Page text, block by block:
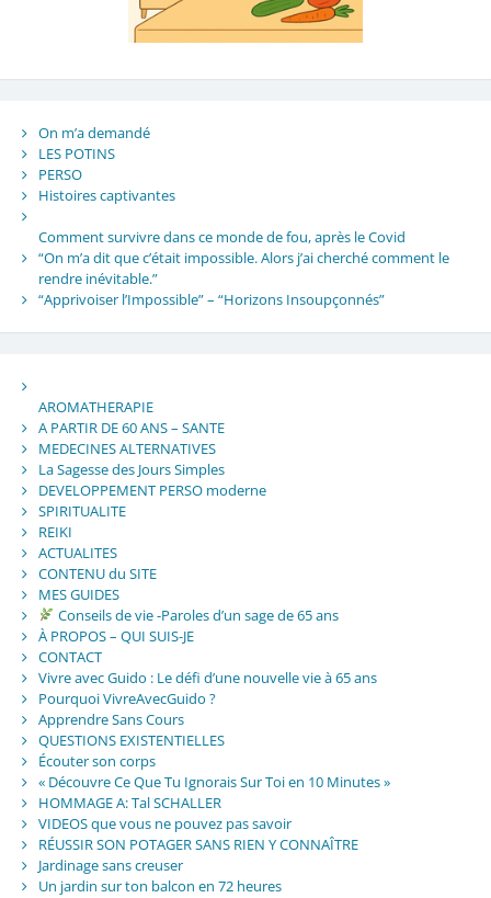
On m’a demandé
LES POTINS
PERSO
Histoires captivantes
Comment survivre dans ce monde de fou, après le Covid
“On m’a dit que c’était impossible. Alors j’ai cherché comment le
rendre inévitable.”
“Apprivoiser l’Impossible” – “Horizons Insoupçonnés”
AROMATHERAPIE
A PARTIR DE 60 ANS – SANTE
MEDECINES ALTERNATIVES
La Sagesse des Jours Simples
DEVELOPPEMENT PERSO moderne
SPIRITUALITE
REIKI
ACTUALITES
CONTENU du SITE
MES GUIDES
Conseils de vie -Paroles d’un sage de 65 ans
À PROPOS – QUI SUIS-JE
CONTACT
Vivre avec Guido : Le défi d’une nouvelle vie à 65 ans
Pourquoi VivreAvecGuido ?
Apprendre Sans Cours
QUESTIONS EXISTENTIELLES
Écouter son corps
« Découvre Ce Que Tu Ignorais Sur Toi en 10 Minutes »
HOMMAGE A: Tal SCHALLER
VIDEOS que vous ne pouvez pas savoir
RÉUSSIR SON POTAGER SANS RIEN Y CONNAÎTRE
Jardinage sans creuser
Un jardin sur ton balcon en 72 heures